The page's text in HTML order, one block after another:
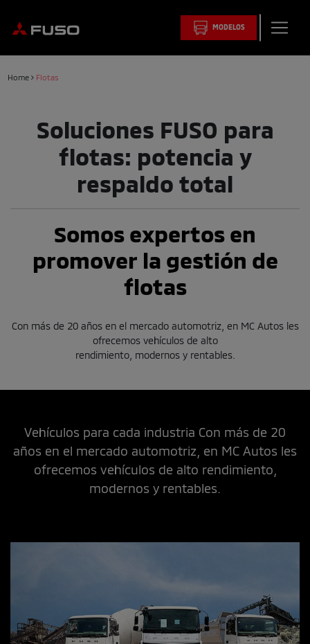
MODELOS
Home Flotas
Soluciones FUSO para
flotas: potencia y
respaldo total
Somos expertos en
promover la gestión de
flotas
Con más de 20 años en el mercado automotriz, en MC Autos les
ofrecemos vehículos de alto
rendimiento, modernos y rentables.
Vehículos para cada industria Con más de 20
años en el mercado automotriz, en MC Autos les
ofrecemos vehículos de alto rendimiento,
modernos y rentables.